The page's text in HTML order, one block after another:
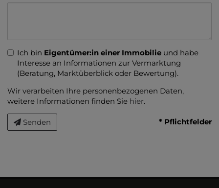
Ich bin Eigentümer:in einer Immobilie und habe
Interesse an Informationen zur Vermarktung
(Beratung, Marktüberblick oder Bewertung).
Wir verarbeiten Ihre personenbezogenen Daten,
weitere Informationen finden Sie hier.
Senden * Pflichtfelder